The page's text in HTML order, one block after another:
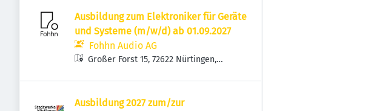
Ausbildung zum Elektroniker für Geräte
und Systeme (m/w/d) ab 01.09.2027
Fohhn Audio AG
Großer Forst 15, 72622 Nürtingen,
Ausbildung 2027 zum/zur